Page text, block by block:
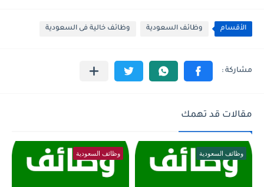
الأقسام وظائف السعودية وظائف خالية فى السعودية
مقالات قد تهمك
وظائف السعودية وظائف السعودية